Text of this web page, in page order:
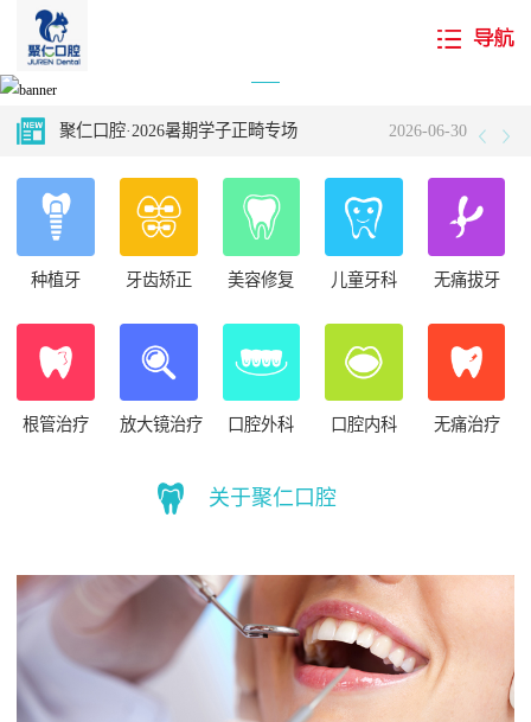
聚仁口腔·2026暑期学子正畸专场 2026-06-30
聚仁科普小栈——牙结石如何入侵牙齿的？看完你还敢不认真刷牙吗！ 2025-02-14
2024-10-23
怎样避免牙齿矫正失败？～一个日本人的经验谈 2026-07-21
聚仁口腔·2026暑期学子正畸专场 2026-06-30
种植牙 牙齿矫正 美容修复 儿童牙科 无痛拔牙
根管治疗 放大镜治疗 口腔外科 口腔内科 无痛治疗
关于聚仁口腔